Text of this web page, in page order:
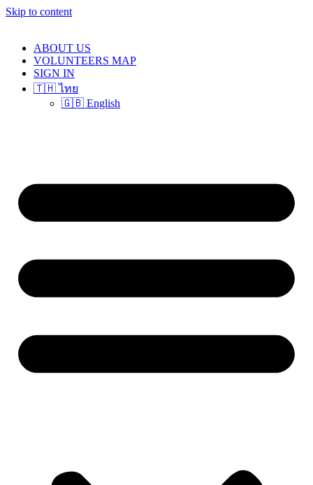
Skip to content
ABOUT US
VOLUNTEERS MAP
SIGN IN
🇹🇭 ไทย
🇬🇧 English